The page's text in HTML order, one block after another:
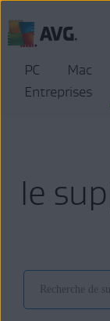
PC Mac
Entreprises
le